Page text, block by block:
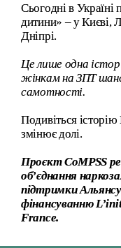
Сьогодні в
дитини» – у Києві,
Дніпрі.
Це лише одна
жінкам на ЗПТ
самотності.
Подивіться
змінює долі.
Проєкт CoMPSS
об’єднання
підтримки Альянсу
фінансуванню
France.